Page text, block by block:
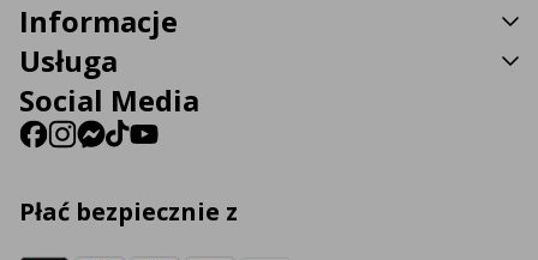
Informacje
Usługa
Social Media
Płać bezpiecznie z